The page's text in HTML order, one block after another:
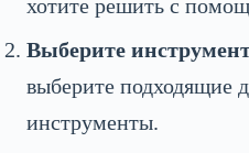
хотите решить с
Выберите
выберите подходящие
инструменты.